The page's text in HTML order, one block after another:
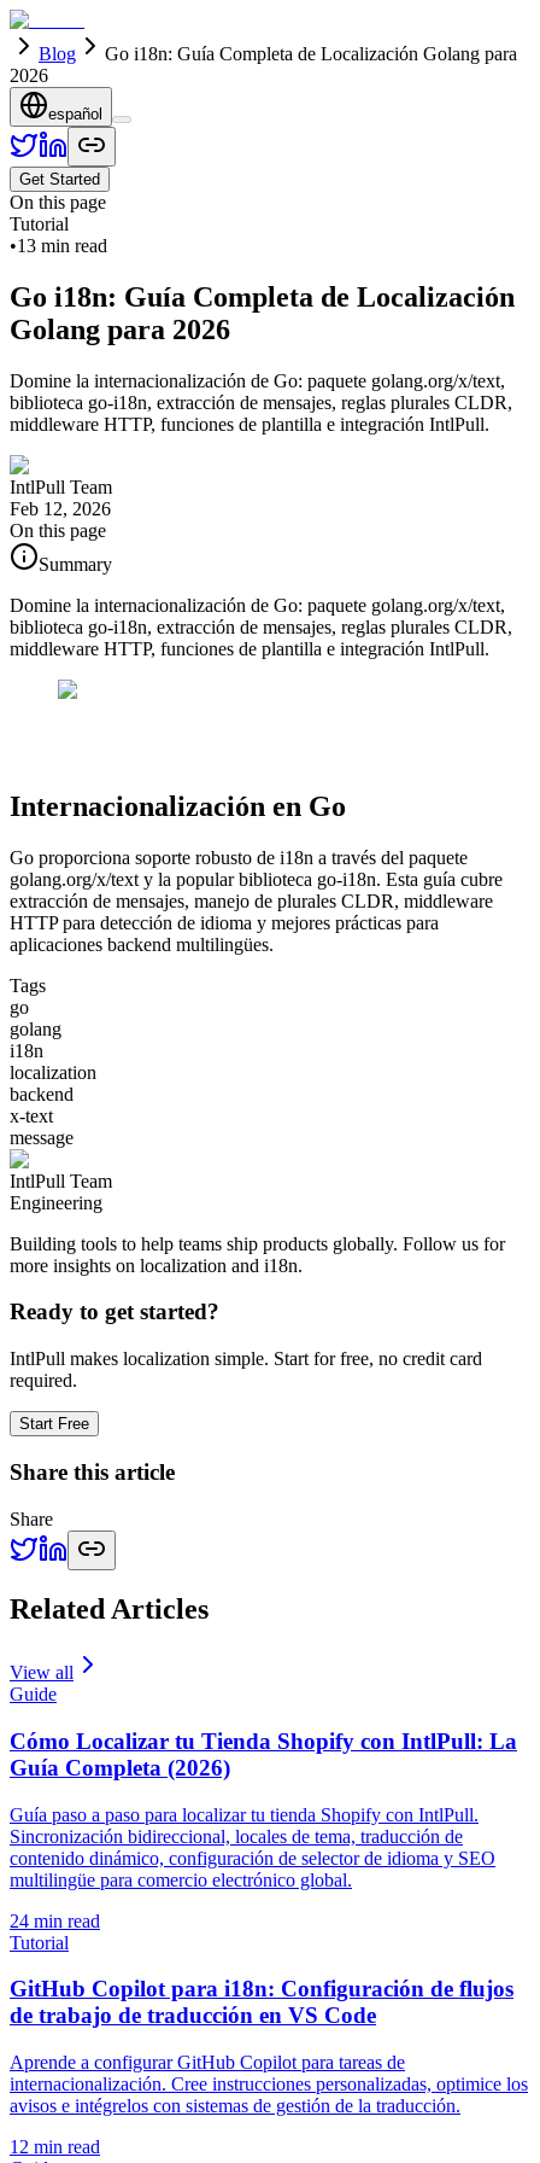
Blog
Go i18n: Guía Completa de Localización Golang para
2026
español
Get Started
On this page
Tutorial
•13 min read
Go i18n: Guía Completa de Localización
Golang para 2026
Domine la internacionalización de Go: paquete golang.org/x/text,
biblioteca go-i18n, extracción de mensajes, reglas plurales CLDR,
middleware HTTP, funciones de plantilla e integración IntlPull.
IntlPull Team
Feb 12, 2026
On this page
Summary
Domine la internacionalización de Go: paquete golang.org/x/text,
biblioteca go-i18n, extracción de mensajes, reglas plurales CLDR,
middleware HTTP, funciones de plantilla e integración IntlPull.
Internacionalización en Go
Go proporciona soporte robusto de i18n a través del paquete
golang.org/x/text y la popular biblioteca go-i18n. Esta guía cubre
extracción de mensajes, manejo de plurales CLDR, middleware
HTTP para detección de idioma y mejores prácticas para
aplicaciones backend multilingües.
Tags
go
golang
i18n
localization
backend
x-text
message
IntlPull Team
Engineering
Building tools to help teams ship products globally. Follow us for
more insights on localization and i18n.
Ready to get started?
IntlPull makes localization simple. Start for free, no credit card
required.
Start Free
Share this article
Share
Related Articles
View all
Guide
Cómo Localizar tu Tienda Shopify con IntlPull: La
Guía Completa (2026)
Guía paso a paso para localizar tu tienda Shopify con IntlPull.
Sincronización bidireccional, locales de tema, traducción de
contenido dinámico, configuración de selector de idioma y SEO
multilingüe para comercio electrónico global.
24 min read
Tutorial
GitHub Copilot para i18n: Configuración de flujos
de trabajo de traducción en VS Code
Aprende a configurar GitHub Copilot para tareas de
internacionalización. Cree instrucciones personalizadas, optimice los
avisos e intégrelos con sistemas de gestión de la traducción.
12 min read